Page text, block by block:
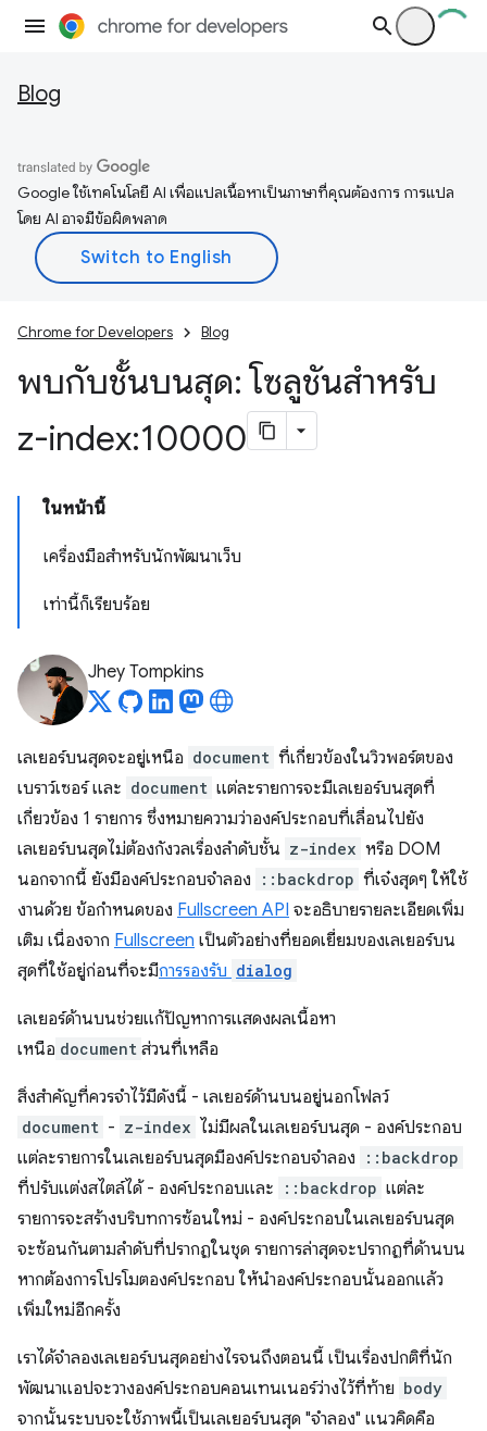
Blog
Google ใช้เทคโนโลยี AI เพื่อแปลเนื้อหาเป็นภาษาที่คุณต้องการ การแปล
โดย AI อาจมีข้อผิดพลาด
Chrome for Developers Blog
พบกับชั้นบนสุด: โซลูชันสําหรับ
z-index:10000
ในหน้านี้
เครื่องมือสำหรับนักพัฒนาเว็บ
เท่านี้ก็เรียบร้อย
Jhey Tompkins
เลเยอร์บนสุดจะอยู่เหนือ document ที่เกี่ยวข้องในวิวพอร์ตของ
เบราว์เซอร์ และ document แต่ละรายการจะมีเลเยอร์บนสุดที่
เกี่ยวข้อง 1 รายการ ซึ่งหมายความว่าองค์ประกอบที่เลื่อนไปยัง
เลเยอร์บนสุดไม่ต้องกังวลเรื่องลําดับชั้น z-index หรือ DOM
นอกจากนี้ ยังมีองค์ประกอบจำลอง
::backdrop ที่เจ๋งสุดๆ ให้ใช้
งานด้วย ข้อกำหนดของ Fullscreen API จะอธิบายรายละเอียดเพิ่ม
เติม เนื่องจาก Fullscreen เป็นตัวอย่างที่ยอดเยี่ยมของเลเยอร์บน
สุดที่ใช้อยู่ก่อนที่จะมีการรองรับ dialog
เลเยอร์ด้านบนช่วยแก้ปัญหาการแสดงผลเนื้อหา
เหนือ document ส่วนที่เหลือ
สิ่งสำคัญที่ควรจำไว้มีดังนี้ - เลเยอร์ด้านบนอยู่นอกโฟลว์
document - z-index ไม่มีผลในเลเยอร์บนสุด - องค์ประกอบ
แต่ละรายการในเลเยอร์บนสุดมีองค์ประกอบจำลอง
::backdrop
ที่ปรับแต่งสไตล์ได้ - องค์ประกอบและ ::backdrop แต่ละ
รายการจะสร้างบริบทการซ้อนใหม่ - องค์ประกอบในเลเยอร์บนสุด
จะซ้อนกันตามลำดับที่ปรากฏในชุด รายการล่าสุดจะปรากฏที่ด้านบน
หากต้องการโปรโมตองค์ประกอบ ให้นำองค์ประกอบนั้นออกแล้ว
เพิ่มใหม่อีกครั้ง
เราได้จำลองเลเยอร์บนสุดอย่างไรจนถึงตอนนี้ เป็นเรื่องปกติที่นัก
พัฒนาแอปจะวางองค์ประกอบคอนเทนเนอร์ว่างไว้ที่ท้าย body
จากนั้นระบบจะใช้ภาพนี้เป็นเลเยอร์บนสุด "จำลอง" แนวคิดคือ